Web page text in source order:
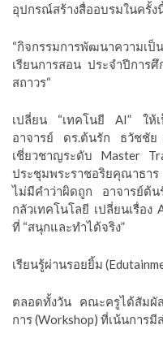
อุปกรณ์สร้างสื่ออบรมในครั้ง
“กิจกรรมการพัฒนาความเป็
เรียนการสอน ประจำปีการ
สถาวร“
เปลี่ยน “เทคโนยี AI” ให้
อาจารย์ ดร.ต้นรัก ธวัชชั
เชี่ยวชาญระดับ Master
ประชุมพระราชอริยคุณาธา
ไม่มีคำว่าผิดถูก อาจารย์ต้น
กลัวเทคโนโลยี เปลี่ยนเรื่อง
ที่ “สนุกและทำได้จริง”
เรียนรู้ผ่านรอยยิ้ม
ตลอดทั้งวัน คณะครูได้สัมผั
การ (Workshop) ที่เน้นการ